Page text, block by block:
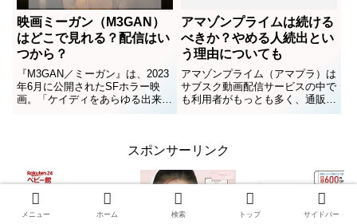
映画ミーガン（M3GAN）
はどこで見れる？配信はい
つから？
『M3GAN／ミーガン』は、2023
年6月に公開されたSFホラー映
画。「ケイディをあらゆる出来事
から守ること」と指示されたAI人
事態を招くことに…。可愛くて残
アマゾンプライムは続ける
べきか？やめる人続出とい
う理由についても
アマゾンプライム（アマプラ）は
サブスク動画配信サービスの中で
も利用者がもっとも多く、通販の
お急ぎ便や電子書籍の読み放題も
らは「アマゾンプライム続けるべ
た...
スポンサーリンク
メニュー ホーム 検索 トップ サイドバー